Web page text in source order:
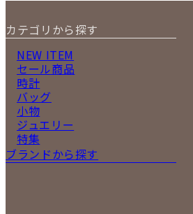
カテゴリから探す
NEW ITEM
セール商品
時計
バッグ
小物
ジュエリー
特集
ブランドから探す